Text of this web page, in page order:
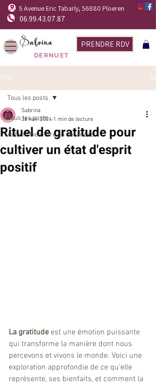
Sabrina
DERNUET
5 Avenue Eric Tabarly, 56880 Ploeren
06.99.43.07.87
PRENDRE RDV
Post
Tous les posts
Activité bien-être en vacances
Tous les posts
Rituel de gratitude pour
cultiver un état d'esprit
positif
Sabrina
26 nov. 2024 1 min de lecture
La gratitude est une émotion puissante
qui transforme la manière dont nous
percevons et vivons le monde. Voici une
exploration approfondie de ce qu'elle
représente, ses bienfaits, et comment la